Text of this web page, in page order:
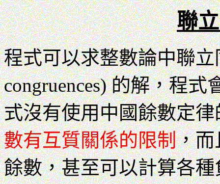
聯
程式可以求整數論中聯立
congruences) 的解，程
式沒有使用中國餘數定
數有互質關係的限制，而
餘數，甚至可以計算各